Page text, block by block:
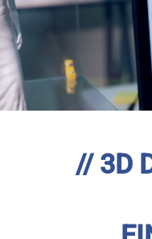
// 3D